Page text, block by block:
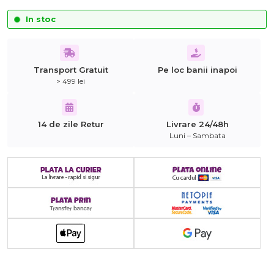
In stoc
Transport Gratuit
> 499 lei
Pe loc banii inapoi
14 de zile Retur Livrare 24/48h
Luni – Sambata